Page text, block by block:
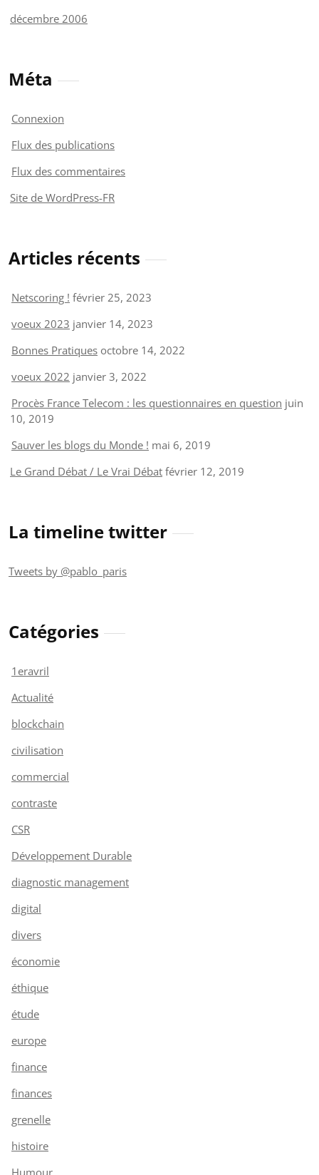
décembre 2006
Méta
Connexion
Flux des publications
Flux des commentaires
Site de WordPress-FR
Articles récents
Netscoring ! février 25, 2023
voeux 2023 janvier 14, 2023
Bonnes Pratiques octobre 14, 2022
voeux 2022 janvier 3, 2022
Procès France Telecom : les questionnaires en question juin
10, 2019
Sauver les blogs du Monde ! mai 6, 2019
Le Grand Débat / Le Vrai Débat février 12, 2019
La timeline twitter
Tweets by @pablo_paris
Catégories
1eravril
Actualité
blockchain
civilisation
commercial
contraste
CSR
Développement Durable
diagnostic management
digital
divers
économie
éthique
étude
europe
finance
finances
grenelle
histoire
Humour